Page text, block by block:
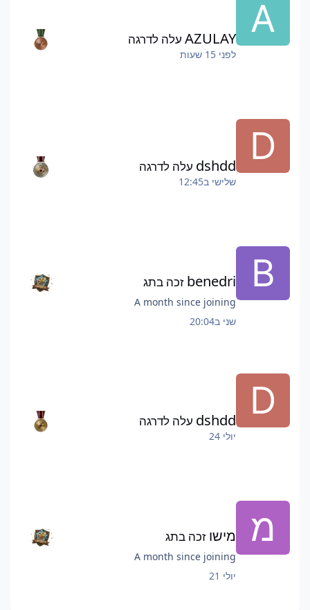
AZULAY עלה לדרגה
לפני 15 שעות
dshdd עלה לדרגה
שלישי ב12:45
benedri זכה בתג
A month since joining
שני ב20:04
dshdd עלה לדרגה
יולי 24
מישו זכה בתג
A month since joining
יולי 21